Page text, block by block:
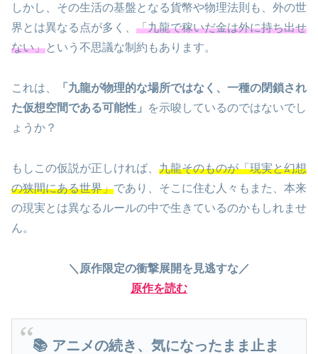
しかし、その生活の基盤となる貨幣や物理法則も、外の世
界とは異なる点が多く、 「九龍で稼いだ金は外に持ち出せ
ない」という不思議な制約もあります。
これは、
「九龍が物理的な場所ではなく、一種の閉鎖され
た仮想空間である可能性」
を示唆しているのではないでし
ょうか？
もしこの仮説が正しければ、 九龍そのものが「現実と幻想
の狭間にある世界」であり、そこに住む人々もまた、本来
の現実とは異なるルールの中で生きているのかもしれませ
ん。
＼原作限定の衝撃展開を見逃すな／
原作を読む
📚 アニメの続き、気になったまま止ま